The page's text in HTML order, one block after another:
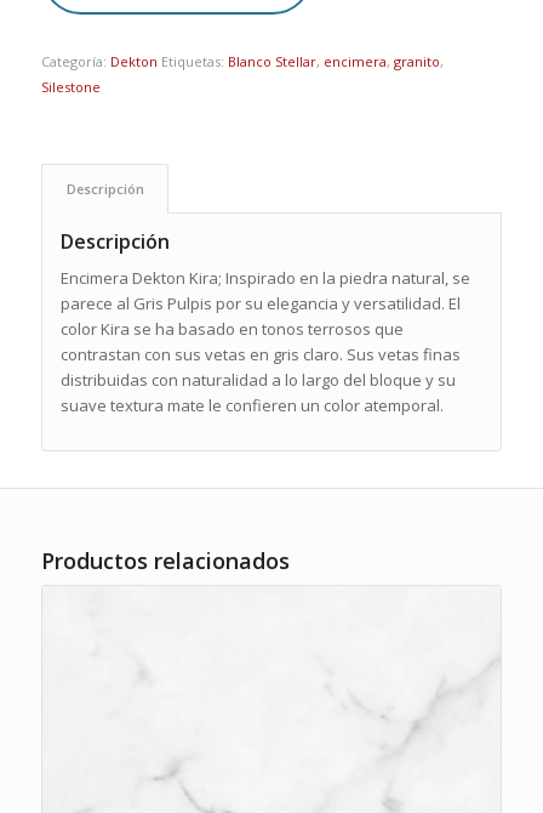
Categoría: Dekton Etiquetas: Blanco Stellar, encimera, granito,
Silestone
Descripción
Descripción
Encimera Dekton Kira; Inspirado en la piedra natural, se
parece al Gris Pulpis por su elegancia y versatilidad. El
color Kira se ha basado en tonos terrosos que
contrastan con sus vetas en gris claro. Sus vetas finas
distribuidas con naturalidad a lo largo del bloque y su
suave textura mate le confieren un color atemporal.
Productos relacionados